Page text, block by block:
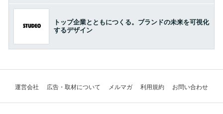
トップ企業とともにつくる。ブランドの未来を可視化
するデザイン
運営会社 広告・取材について メルマガ 利用規約 お問い合わせ